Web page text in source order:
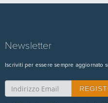
Newsletter
Iscriviti per essere sempre aggiornato